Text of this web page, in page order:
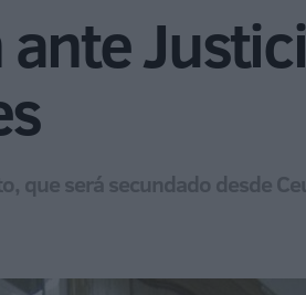
que será secundado desde